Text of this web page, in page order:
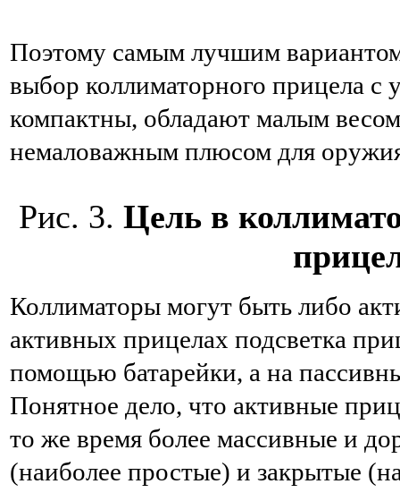
Поэтому самым лучшим вариантом
выбор коллиматорного прицела с
компактны, обладают малым
немаловажным плюсом для
Рис. 3. Цель в
Коллиматоры могут быть либо
активных прицелах подсветка
помощью батарейки, а на
Понятное дело, что активные
то же время более массивные и
(наиболее простые) и закрытые